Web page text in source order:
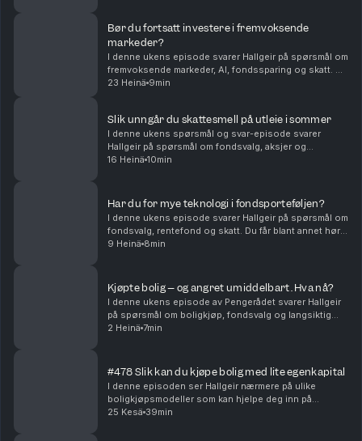
Bør du fortsatt investere i fremvoksende
markeder?
I denne ukens episode svarer Hallgeir på spørsmål om
fremvoksende markeder, AI, fondssparing og skatt. Du
får blant annet høre om: • Hvorfor fremvoksende
23 Heinä 9min
Slik unngår du skattesmell på utleie i sommer
I denne ukens spørsmål og svar-episode svarer
Hallgeir på spørsmål om fondsvalg, aksjer og
skatteregler for utleie. Du får blant annet høre om: •
16 Heinä 10min
Har du for mye teknologi i fondsporteføljen?
I denne ukens episode svarer Hallgeir på spørsmål om
fondsvalg, rentefond og skatt. Du får blant annet høre
om: • Hvordan du kan redusere teknologivekten i
9 Heinä 8min
Kjøpte bolig – og angret umiddelbart. Hva nå?
I denne ukens episode av Pengerådet svarer Hallgeir
på spørsmål om boligkjøp, fondsvalg og langsiktig
sparing. Du får blant annet høre om: • Hva du bør gjøre
2 Heinä 7min
#478 Slik kan du kjøpe bolig med lite egenkapital
I denne episoden ser Hallgeir nærmere på ulike
boligkjøpsmodeller som kan hjelpe deg inn på
boligmarkedet selv om egenkapitalen er liten – eller
25 Kesä 39min